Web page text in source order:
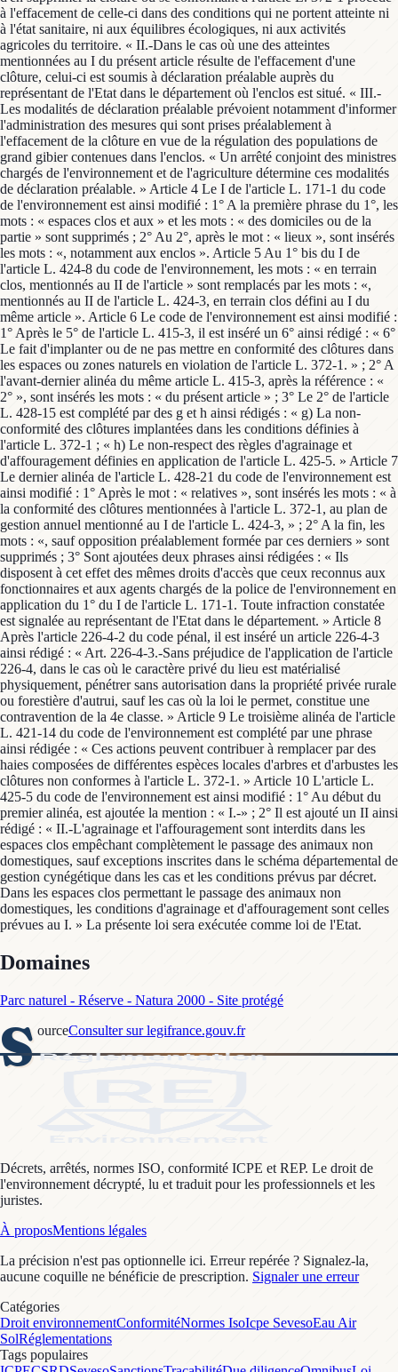
à l'effacement de celle-ci dans des conditions qui ne portent atteinte ni
à l'état sanitaire, ni aux équilibres écologiques, ni aux activités
agricoles du territoire. « II.-Dans le cas où une des atteintes
mentionnées au I du présent article résulte de l'effacement d'une
clôture, celui-ci est soumis à déclaration préalable auprès du
représentant de l'Etat dans le département où l'enclos est situé. « III.-
Les modalités de déclaration préalable prévoient notamment d'informer
l'administration des mesures qui sont prises préalablement à
l'effacement de la clôture en vue de la régulation des populations de
grand gibier contenues dans l'enclos. « Un arrêté conjoint des ministres
chargés de l'environnement et de l'agriculture détermine ces modalités
de déclaration préalable. » Article 4 Le I de l'article L. 171-1 du code
de l'environnement est ainsi modifié : 1° A la première phrase du 1°, les
mots : « espaces clos et aux » et les mots : « des domiciles ou de la
partie » sont supprimés ; 2° Au 2°, après le mot : « lieux », sont insérés
les mots : «, notamment aux enclos ». Article 5 Au 1° bis du I de
l'article L. 424-8 du code de l'environnement, les mots : « en terrain
clos, mentionnés au II de l'article » sont remplacés par les mots : «,
mentionnés au II de l'article L. 424-3, en terrain clos défini au I du
même article ». Article 6 Le code de l'environnement est ainsi modifié :
1° Après le 5° de l'article L. 415-3, il est inséré un 6° ainsi rédigé : « 6°
Le fait d'implanter ou de ne pas mettre en conformité des clôtures dans
les espaces ou zones naturels en violation de l'article L. 372-1. » ; 2° A
l'avant-dernier alinéa du même article L. 415-3, après la référence : «
2° », sont insérés les mots : « du présent article » ; 3° Le 2° de l'article
L. 428-15 est complété par des g et h ainsi rédigés : « g) La non-
conformité des clôtures implantées dans les conditions définies à
l'article L. 372-1 ; « h) Le non-respect des règles d'agrainage et
d'affouragement définies en application de l'article L. 425-5. » Article 7
Le dernier alinéa de l'article L. 428-21 du code de l'environnement est
ainsi modifié : 1° Après le mot : « relatives », sont insérés les mots : « à
la conformité des clôtures mentionnées à l'article L. 372-1, au plan de
gestion annuel mentionné au I de l'article L. 424-3, » ; 2° A la fin, les
mots : «, sauf opposition préalablement formée par ces derniers » sont
supprimés ; 3° Sont ajoutées deux phrases ainsi rédigées : « Ils
disposent à cet effet des mêmes droits d'accès que ceux reconnus aux
fonctionnaires et aux agents chargés de la police de l'environnement en
application du 1° du I de l'article L. 171-1. Toute infraction constatée
est signalée au représentant de l'Etat dans le département. » Article 8
Après l'article 226-4-2 du code pénal, il est inséré un article 226-4-3
ainsi rédigé : « Art. 226-4-3.-Sans préjudice de l'application de l'article
226-4, dans le cas où le caractère privé du lieu est matérialisé
physiquement, pénétrer sans autorisation dans la propriété privée rurale
ou forestière d'autrui, sauf les cas où la loi le permet, constitue une
contravention de la 4e classe. » Article 9 Le troisième alinéa de l'article
L. 421-14 du code de l'environnement est complété par une phrase
ainsi rédigée : « Ces actions peuvent contribuer à remplacer par des
haies composées de différentes espèces locales d'arbres et d'arbustes les
clôtures non conformes à l'article L. 372-1. » Article 10 L'article L.
425-5 du code de l'environnement est ainsi modifié : 1° Au début du
premier alinéa, est ajoutée la mention : « I.-» ; 2° Il est ajouté un II ainsi
rédigé : « II.-L'agrainage et l'affouragement sont interdits dans les
espaces clos empêchant complètement le passage des animaux non
domestiques, sauf exceptions inscrites dans le schéma départemental de
gestion cynégétique dans les cas et les conditions prévus par décret.
Dans les espaces clos permettant le passage des animaux non
domestiques, les conditions d'agrainage et d'affouragement sont celles
prévues au I. » La présente loi sera exécutée comme loi de l'Etat.
Domaines
Parc naturel - Réserve - Natura 2000 - Site protégé
S ourceConsulter sur legifrance.gouv.fr
Décrets, arrêtés, normes ISO, conformité ICPE et REP. Le droit de
l'environnement décrypté, lu et traduit pour les professionnels et les
juristes.
À proposMentions légales
La précision n'est pas optionnelle ici. Erreur repérée ? Signalez-la,
aucune coquille ne bénéficie de prescription. Signaler une erreur
Catégories
Droit environnementConformitéNormes IsoIcpe SevesoEau Air
SolRéglementations
Tags populaires